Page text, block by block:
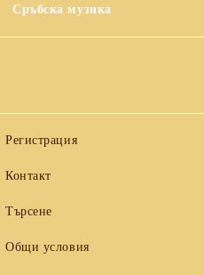
Сръбска музика
Регистрация
Контакт
Търсене
Общи условия